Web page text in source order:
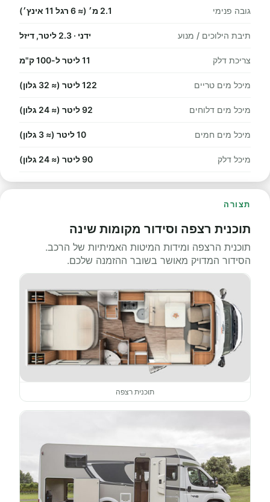
גובה פנימי 2.1 מ׳ (≈ 6 רגל 11 אינץ׳)
תיבת הילוכים / מנוע ידני · 2.3 ליטר, דיזל
צריכת דלק 11 ליטר ל-100 ק"מ
מיכל מים טריים 122 ליטר (≈ 32 גלון)
מיכל מים דלוחים 92 ליטר (≈ 24 גלון)
מיכל מים חמים 10 ליטר (≈ 3 גלון)
מיכל דלק 90 ליטר (≈ 24 גלון)
תצורה
תוכנית רצפה וסידור מקומות שינה
תוכנית הרצפה ומידות המיטות האמיתיות של הרכב.
הסידור המדויק מאושר בשובר ההזמנה שלכם.
תוכנית רצפה